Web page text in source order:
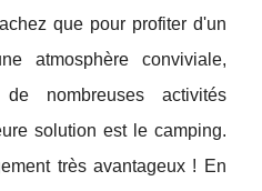
que pour profiter d'un
atmosphère conviviale,
nombreuses activités
solution est le camping.
très avantageux ! En